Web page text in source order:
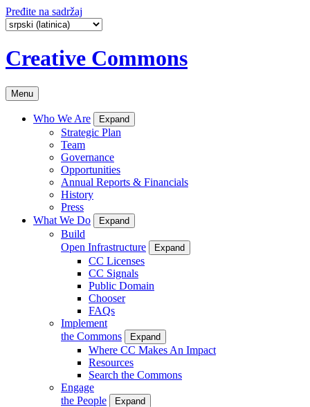
Pređite na sadržaj
Creative Commons
Menu
Who We Are Expand
Strategic Plan
Team
Governance
Opportunities
Annual Reports & Financials
History
Press
What We Do
Expand
Build
Open Infrastructure
Expand
CC Licenses
CC Signals
Public Domain
Chooser
FAQs
Implement
the Commons
Expand
Where CC Makes An Impact
Resources
Search the Commons
Engage
the People
Expand